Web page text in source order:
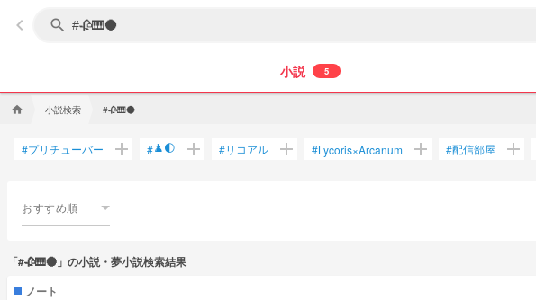
keyboard_arrow_left search
小説 5
home 小説検索 #🥀🎹🌑
#プリチューバー add #♟️🌓 add #リコアル add #Lycoris×Arcanum add #配信部屋 add
おすすめ順
「#🥀🎹🌑」の小説・夢小説検索結果
ノート